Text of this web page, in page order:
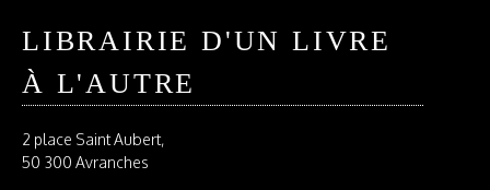
LIBRAIRIE D'UN LIVRE
À L'AUTRE
2 place Saint Aubert,
50 300 Avranches